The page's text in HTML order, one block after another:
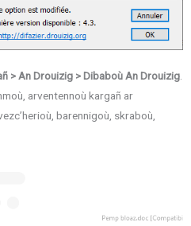
> An Drouizig > Dibaboù An Drouizig
arventennoù kargañ ar
barennigoù, skraboù,